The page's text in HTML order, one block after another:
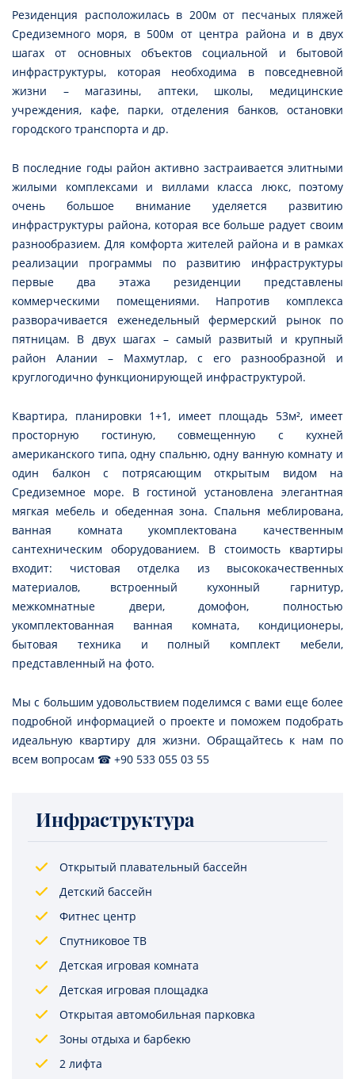
Резиденция расположилась в 200м от песчаных пляжей
Средиземного моря, в 500м от центра района и в двух
шагах от основных объектов социальной и бытовой
инфраструктуры, которая необходима в повседневной
жизни – магазины, аптеки, школы, медицинские
учреждения, кафе, парки, отделения банков, остановки
городского транспорта и др.
В последние годы район активно застраивается элитными
жилыми комплексами и виллами класса люкс, поэтому
очень большое внимание уделяется развитию
инфраструктуры района, которая все больше радует своим
разнообразием. Для комфорта жителей района и в рамках
реализации программы по развитию инфраструктуры
первые два этажа резиденции представлены
коммерческими помещениями. Напротив комплекса
разворачивается еженедельный фермерский рынок по
пятницам. В двух шагах – самый развитый и крупный
район Алании – Махмутлар, с его разнообразной и
круглогодично функционирующей инфраструктурой.
Квартира, планировки 1+1, имеет площадь 53м², имеет
просторную гостиную, совмещенную с кухней
американского типа, одну спальню, одну ванную комнату и
один балкон с потрясающим открытым видом на
Средиземное море. В гостиной установлена элегантная
мягкая мебель и обеденная зона. Спальня меблирована,
ванная комната укомплектована качественным
сантехническим оборудованием. В стоимость квартиры
входит: чистовая отделка из высококачественных
материалов, встроенный кухонный гарнитур,
межкомнатные двери, домофон, полностью
укомплектованная ванная комната, кондиционеры,
бытовая техника и полный комплект мебели,
представленный на фото.
Мы с большим удовольствием поделимся с вами еще более
подробной информацией о проекте и поможем подобрать
идеальную квартиру для жизни. Обращайтесь к нам по
всем вопросам ☎ +90 533 055 03 55
Инфраструктура
Открытый плавательный бассейн
Детский бассейн
Фитнес центр
Спутниковое ТВ
Детская игровая комната
Детская игровая площадка
Открытая автомобильная парковка
Зоны отдыха и барбекю
2 лифта